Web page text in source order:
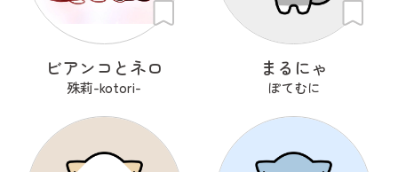
ビアンコとネロ
殊莉-kotori-
まるにゃ
ぽてむに